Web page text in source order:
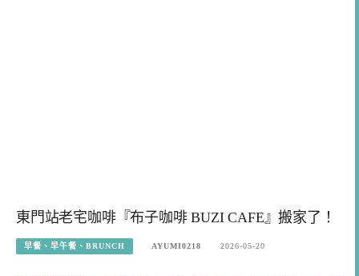
東門站老宅咖啡『布子咖啡 BUZI CAFE』搬家了！
早餐、早午餐、BRUNCH AYUMI0218 2026-05-20